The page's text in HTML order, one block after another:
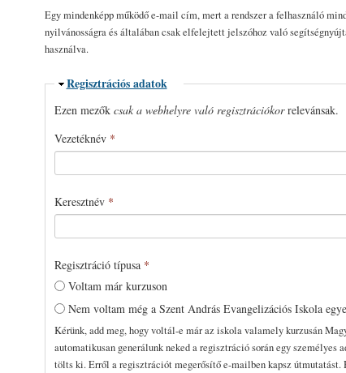
Egy mindenképp működő e-mail cím, mert a rendszer a felhasználó
nyilvánosságra és általában csak elfelejtett jelszóhoz való
használva.
Elrejtés
Regisztrációs adatok
Ezen mezők csak a webhelyre való regisztrációkorrelevánsak.
Vezetéknév *
Keresztnév *
Regisztráció típusa *
Voltam már kurzuson
Nem voltam még a Szent András Evangelizációs Iskola
Kérünk, add meg, hogy voltál-e már az iskola valamely kurzusán
automatikusan generálunk neked a regisztráció során egy személyes
tölts ki. Erről a regisztrációt megerősítő e-mailben kapsz